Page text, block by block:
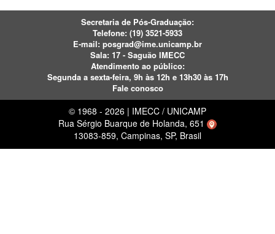
Secretaria de Pós-Graduação:
Telefone: (19) 3521-5933
E-mail: posgrad@ime.unicamp.br
Sala: 17 - Saguão IMECC
Atendimento ao público:
Segunda a sexta-feira, 9h às 12h e 13h30 às 17h
Fale conosco
© 1968 - 2026 | IMECC / UNICAMP
Rua Sérgio Buarque de Holanda, 651
13083-859, Campinas, SP, Brasil